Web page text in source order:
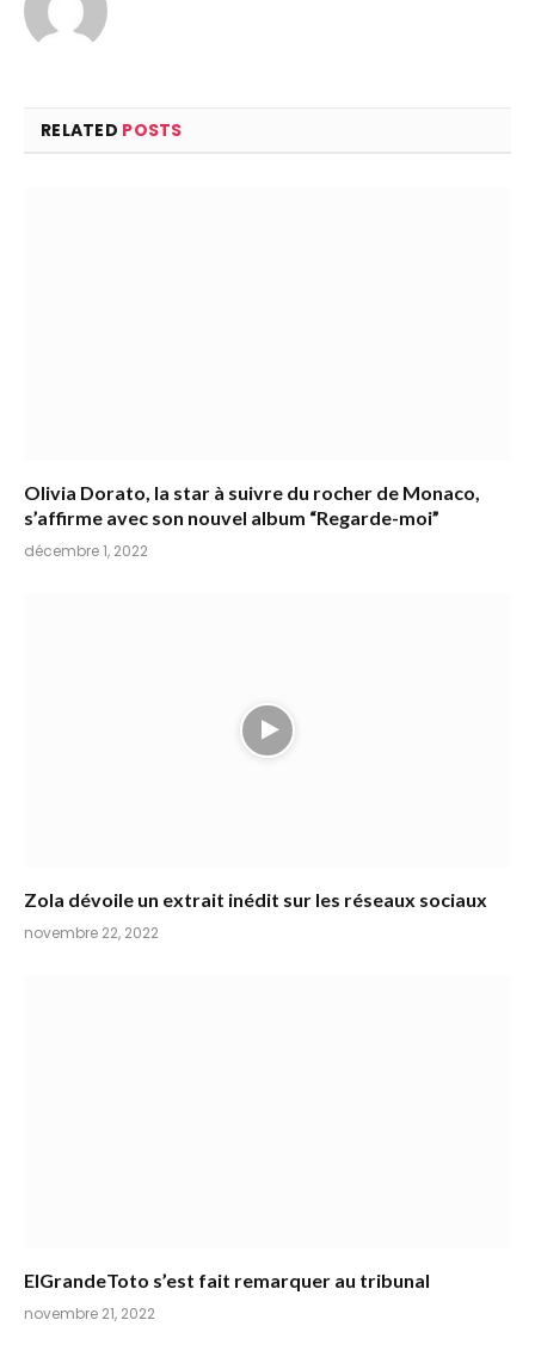
RELATED POSTS
Olivia Dorato, la star à suivre du rocher de Monaco,
s’affirme avec son nouvel album “Regarde-moi”
décembre 1, 2022
Zola dévoile un extrait inédit sur les réseaux sociaux
novembre 22, 2022
ElGrandeToto s’est fait remarquer au tribunal
novembre 21, 2022